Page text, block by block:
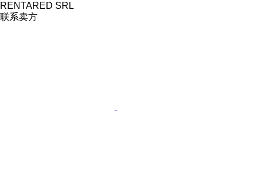
RENTARED SRL
联系卖方